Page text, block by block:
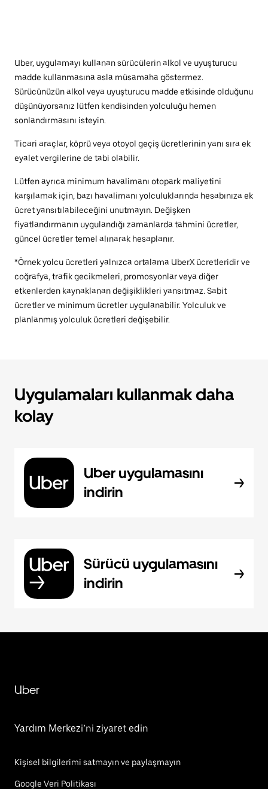
Uber, uygulamayı kullanan sürücülerin alkol ve uyuşturucu
madde kullanmasına asla müsamaha göstermez.
Sürücünüzün alkol veya uyuşturucu madde etkisinde olduğunu
düşünüyorsanız lütfen kendisinden yolculuğu hemen
sonlandırmasını isteyin.
Ticari araçlar, köprü veya otoyol geçiş ücretlerinin yanı sıra ek
eyalet vergilerine de tabi olabilir.
Lütfen ayrıca minimum havalimanı otopark maliyetini
karşılamak için, bazı havalimanı yolculuklarında hesabınıza ek
ücret yansıtılabileceğini unutmayın. Değişken
fiyatlandırmanın uygulandığı zamanlarda tahmini ücretler,
güncel ücretler temel alınarak hesaplanır.
*Örnek yolcu ücretleri yalnızca ortalama UberX ücretleridir ve
coğrafya, trafik gecikmeleri, promosyonlar veya diğer
etkenlerden kaynaklanan değişiklikleri yansıtmaz. Sabit
ücretler ve minimum ücretler uygulanabilir. Yolculuk ve
planlanmış yolculuk ücretleri değişebilir.
Uygulamaları kullanmak daha
kolay
Uber uygulamasını
indirin
Sürücü uygulamasını
indirin
Uber
Yardım Merkezi’ni ziyaret edin
Kişisel bilgilerimi satmayın ve paylaşmayın
Google Veri Politikası